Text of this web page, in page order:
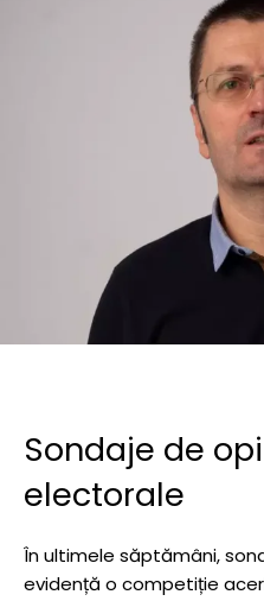
Sondaje de
electorale
În ultimele săptămâni,
evidență o competiție